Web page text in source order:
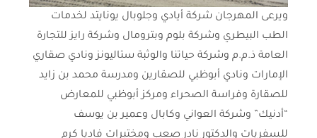
ويرعى المهرجان شركة أيادي وجلوبال يونايتد لخدمات
الطب البيطري وشركة بلوم وبترومال وشركة رايز للتجارة
العامة ذ.م.م وشركة حياتنا والوثبة ستاليونز ونادي صقاري
الإمارات ونادي أبوظبي للصقارين ومدرسة محمد بن زايد
للصقارة وفراسة الصحراء ومركز أبوظبي للمعارض
“أدنيك” وشركة العواني وكابال وعمير بن يوسف
للسفريات والدكتور نادر صعب ومختبرات فاديا كرم